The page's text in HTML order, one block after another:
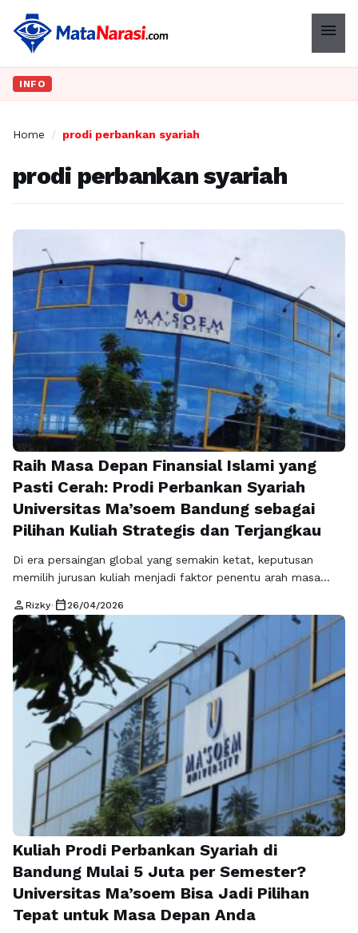
menu
INFO
Home / prodi perbankan syariah
prodi perbankan syariah
Raih Masa Depan Finansial Islami yang
Pasti Cerah: Prodi Perbankan Syariah
Universitas Ma’soem Bandung sebagai
Pilihan Kuliah Strategis dan Terjangkau
Di era persaingan global yang semakin ketat, keputusan
memilih jurusan kuliah menjadi faktor penentu arah masa
gelar akademik, tetapi juga keterampilan yang relevan
dengan kebutuhan industri serta karakter yang kuat. Dalam
konteks ini, sektor keuangan syariah hadir sebagai salah satu
bidang yang paling cepat berkembang dan …Baca
Selengkapnya
person Rizky• calendar_today 26/04/2026
Kuliah Prodi Perbankan Syariah di
Bandung Mulai 5 Juta per Semester?
Universitas Ma’soem Bisa Jadi Pilihan
Tepat untuk Masa Depan Anda